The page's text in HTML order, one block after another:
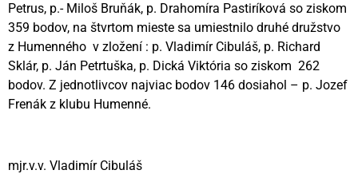
Petrus, p.- Miloš Bruňák, p. Drahomíra Pastiríková so ziskom
359 bodov, na štvrtom mieste sa umiestnilo druhé družstvo
z Humenného v zložení : p. Vladimír Cibuláš, p. Richard
Sklár, p. Ján Petrtuška, p. Dická Viktória so ziskom 262
bodov. Z jednotlivcov najviac bodov 146 dosiahol – p. Jozef
Frenák z klubu Humenné.
mjr.v.v. Vladimír Cibuláš